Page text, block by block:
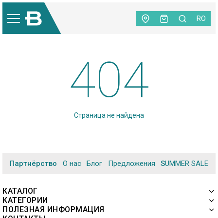
RO
404
Страница не найдена
Партнёрство О нас Блог Предложения SUMMER SALE
КАТАЛОГ
КАТЕГОРИИ
ПОЛЕЗНАЯ ИНФОРМАЦИЯ